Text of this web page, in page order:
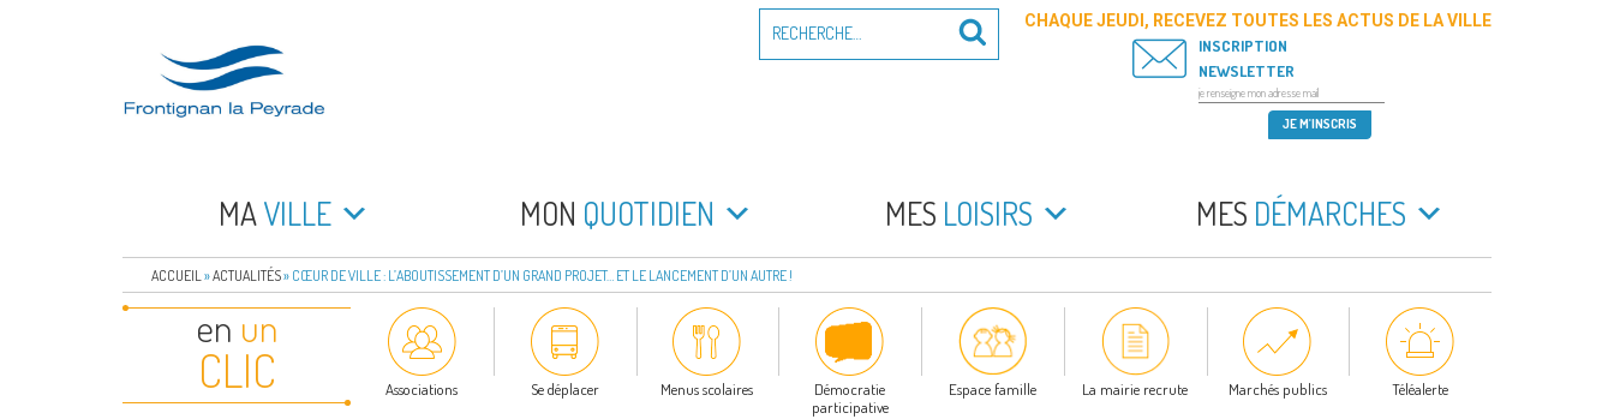
FRONTIGNAN LA PEYRADE
pour
Recherche
CHAQUE JEUDI, RECEVEZ TOUTES LES ACTUS DE LA VILLE
INSCRIPTION
NEWSLETTER
MAVILLE MON QUOTIDIEN MES LOISIRS MES DÉMARCHES
ACCUEIL »ACTUALITÉS» CŒUR DE VILLE : L’ABOUTISSEMENT D’UN GRAND PROJET… ET LE LANCEMENT D’UN AUTRE !
en un
CLIC Associations Se déplacer Menus scolaires
Démocratie
participative
Espace famille La mairie recrute Marchés publics Téléalerte